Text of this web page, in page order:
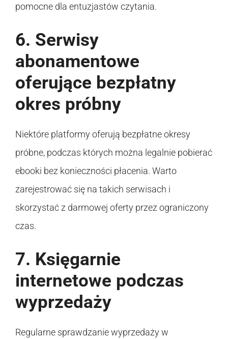
pomocne dla entuzjastów czytania.
6. Serwisy
abonamentowe
oferujące bezpłatny
okres próbny
Niektóre platformy oferują bezpłatne okresy
próbne, podczas których można legalnie pobierać
ebooki bez konieczności płacenia. Warto
zarejestrować się na takich serwisach i
skorzystać z darmowej oferty przez ograniczony
czas.
7. Księgarnie
internetowe podczas
wyprzedaży
Regularne sprawdzanie wyprzedaży w